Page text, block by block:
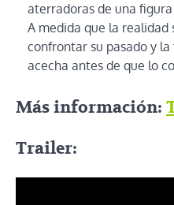
aterradoras de una
A medida que la realidad
confrontar su pasado y
acecha antes de que lo
Más información:
Trailer: